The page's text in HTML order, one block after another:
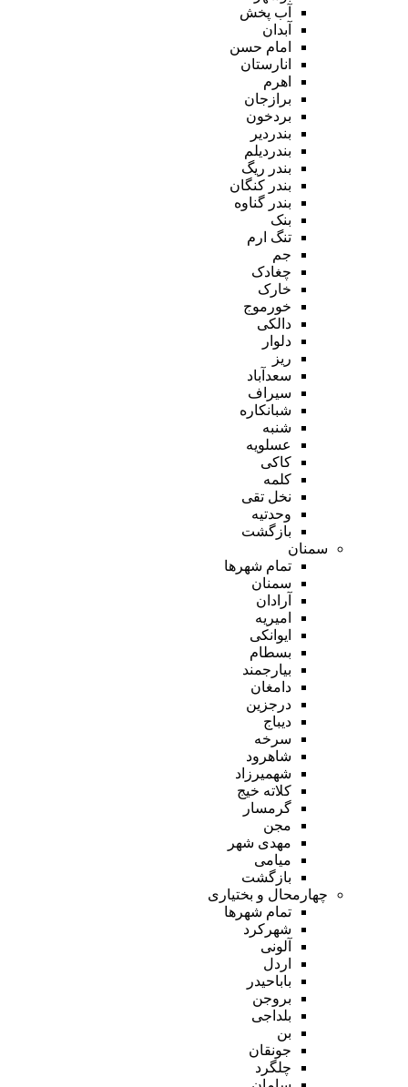
آب پخش
آبدان
امام حسن
انارستان
اهرم
برازجان
بردخون
بندردیر
بندردیلم
بندر ریگ
بندر کنگان
بندر گناوه
بنک
تنگ ارم
جم
چغادک
خارک
خورموج
دالکی
دلوار
ریز
سعدآباد
سیراف
شبانکاره
شنبه
عسلویه
کاکی
کلمه
نخل تقی
وحدتیه
بازگشت
سمنان
تمام شهر‌ها
سمنان
آرادان
امیریه
ایوانکی
بسطام
بیارجمند
دامغان
درجزین
دیباج
سرخه
شاهرود
شهمیرزاد
کلاته خیج
گرمسار
مجن
مهدی شهر
میامی
بازگشت
چهارمحال و بختیاری
تمام شهر‌ها
شهرکرد
آلونی
اردل
باباحیدر
بروجن
بلداجی
بن
جونقان
چلگرد